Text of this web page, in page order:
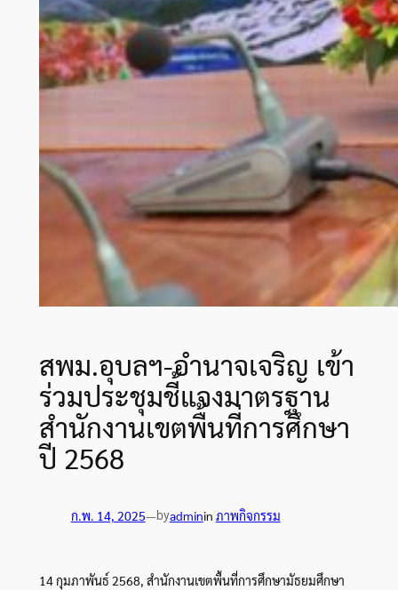
สพม.อุบลฯ-อำนาจเจริญ เข้า
ร่วมประชุมชี้แจงมาตรฐาน
สำนักงานเขตพื้นที่การศึกษา
ปี 2568
ก.พ. 14, 2025—byadminin ภาพกิจกรรม
14 กุมภาพันธ์ 2568, สำนักงานเขตพื้นที่การศึกษามัธยมศึกษา